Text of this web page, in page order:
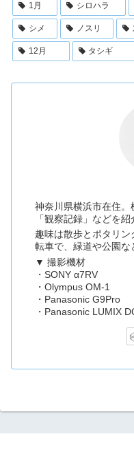
1月 シロハラ
シメ ノスリ
12月 タシギ
神奈川県横浜市在住
「観察記録」などを紹
趣味は散歩とポタリ
転車で、緑道や公園な
▼ 撮影機材
・SONY α7RV
・Olympus OM-1
・Panasonic G9Pro
・Panasonic LUMIX